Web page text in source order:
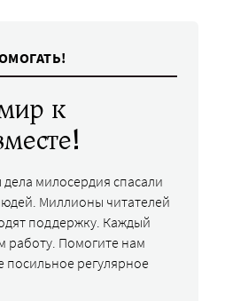
к
милосердия спасали
Миллионы читателей
поддержку. Каждый
работу. Помогите нам
регулярное